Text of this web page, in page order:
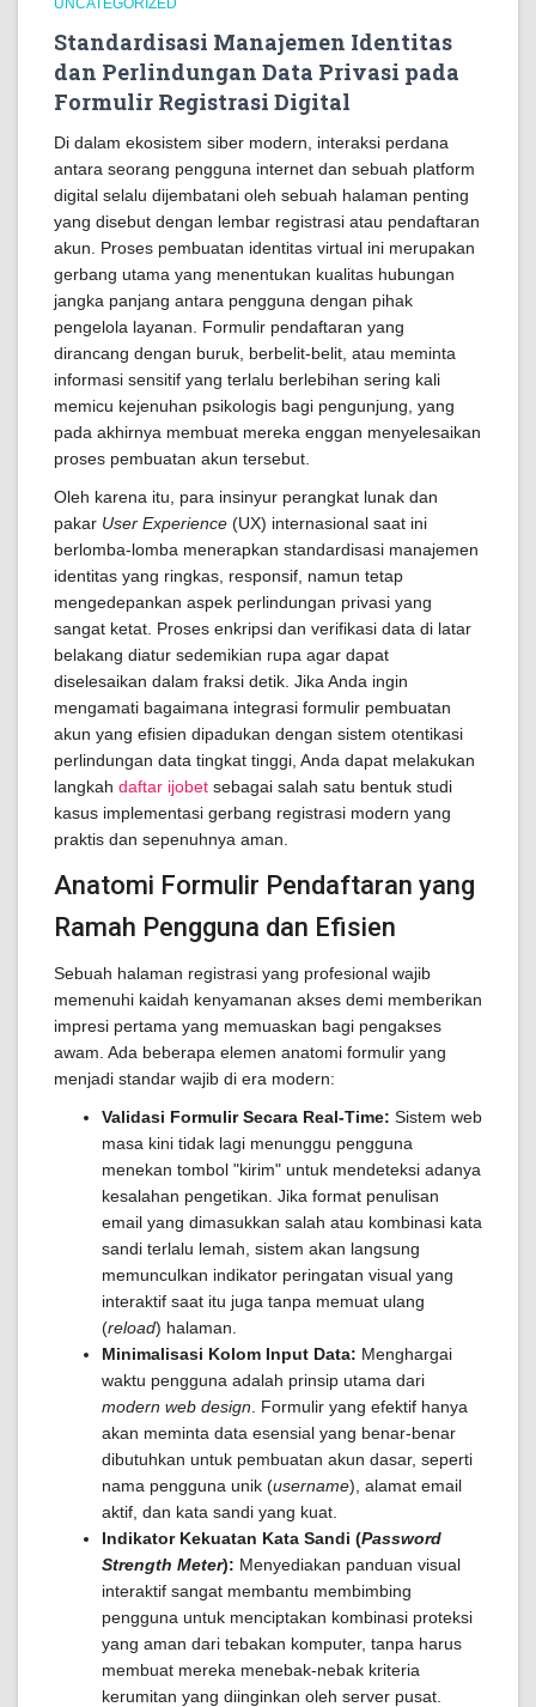
UNCATEGORIZED
Standardisasi Manajemen Identitas
dan Perlindungan Data Privasi pada
Formulir Registrasi Digital
Di dalam ekosistem siber modern, interaksi perdana
antara seorang pengguna internet dan sebuah platform
digital selalu dijembatani oleh sebuah halaman penting
yang disebut dengan lembar registrasi atau pendaftaran
akun. Proses pembuatan identitas virtual ini merupakan
gerbang utama yang menentukan kualitas hubungan
jangka panjang antara pengguna dengan pihak
pengelola layanan. Formulir pendaftaran yang
dirancang dengan buruk, berbelit-belit, atau meminta
informasi sensitif yang terlalu berlebihan sering kali
memicu kejenuhan psikologis bagi pengunjung, yang
pada akhirnya membuat mereka enggan menyelesaikan
proses pembuatan akun tersebut.
Oleh karena itu, para insinyur perangkat lunak dan
pakar User Experience (UX) internasional saat ini
berlomba-lomba menerapkan standardisasi manajemen
identitas yang ringkas, responsif, namun tetap
mengedepankan aspek perlindungan privasi yang
sangat ketat. Proses enkripsi dan verifikasi data di latar
belakang diatur sedemikian rupa agar dapat
diselesaikan dalam fraksi detik. Jika Anda ingin
mengamati bagaimana integrasi formulir pembuatan
akun yang efisien dipadukan dengan sistem otentikasi
perlindungan data tingkat tinggi, Anda dapat melakukan
langkah daftar ijobet sebagai salah satu bentuk studi
kasus implementasi gerbang registrasi modern yang
praktis dan sepenuhnya aman.
Anatomi Formulir Pendaftaran yang
Ramah Pengguna dan Efisien
Sebuah halaman registrasi yang profesional wajib
memenuhi kaidah kenyamanan akses demi memberikan
impresi pertama yang memuaskan bagi pengakses
awam. Ada beberapa elemen anatomi formulir yang
menjadi standar wajib di era modern:
Validasi Formulir Secara Real-Time: Sistem web
masa kini tidak lagi menunggu pengguna
menekan tombol "kirim" untuk mendeteksi adanya
kesalahan pengetikan. Jika format penulisan
email yang dimasukkan salah atau kombinasi kata
sandi terlalu lemah, sistem akan langsung
memunculkan indikator peringatan visual yang
interaktif saat itu juga tanpa memuat ulang
(reload) halaman.
Minimalisasi Kolom Input Data: Menghargai
waktu pengguna adalah prinsip utama dari
modern web design . Formulir yang efektif hanya
akan meminta data esensial yang benar-benar
dibutuhkan untuk pembuatan akun dasar, seperti
nama pengguna unik (username), alamat email
aktif, dan kata sandi yang kuat.
Indikator Kekuatan Kata Sandi (Password
Strength Meter): Menyediakan panduan visual
interaktif sangat membantu membimbing
pengguna untuk menciptakan kombinasi proteksi
yang aman dari tebakan komputer, tanpa harus
membuat mereka menebak-nebak kriteria
kerumitan yang diinginkan oleh server pusat.